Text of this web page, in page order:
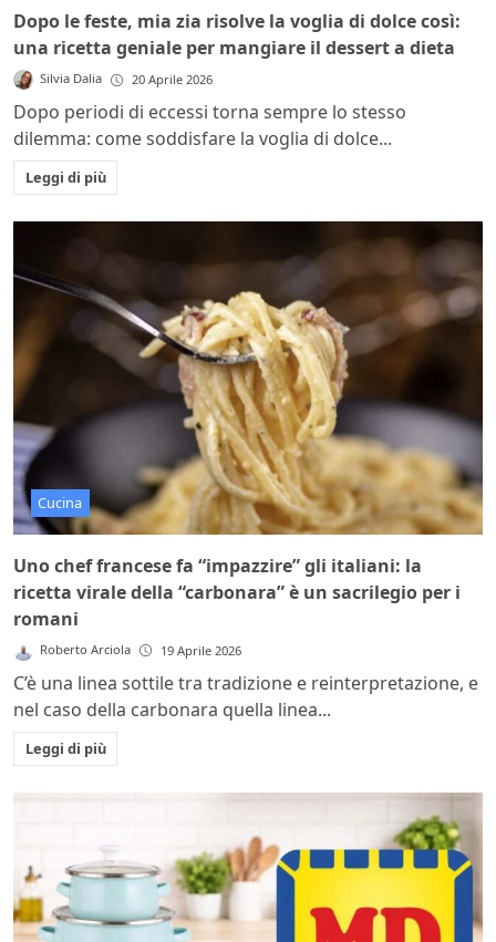
Dopo le feste, mia zia risolve la voglia di dolce così:
una ricetta geniale per mangiare il dessert a dieta
Silvia Dalia 20 Aprile 2026
Dopo periodi di eccessi torna sempre lo stesso
dilemma: come soddisfare la voglia di dolce...
Leggi di più
Cucina
Uno chef francese fa “impazzire” gli italiani: la
ricetta virale della “carbonara” è un sacrilegio per i
romani
Roberto Arciola 19 Aprile 2026
C’è una linea sottile tra tradizione e reinterpretazione, e
nel caso della carbonara quella linea...
Leggi di più